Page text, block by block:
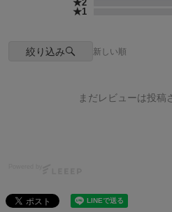
★2
★1
絞り込み 新しい順
まだレビューは投稿